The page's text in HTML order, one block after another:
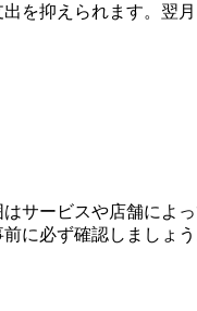
を抑えられます。翌
サービスや店舗によ
に必ず確認しましょう